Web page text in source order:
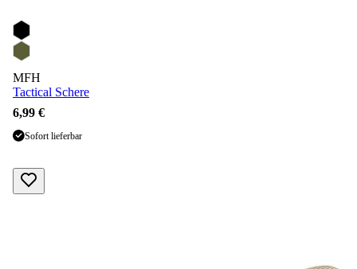
MFH
Tactical Schere
6,99 €
Sofort lieferbar